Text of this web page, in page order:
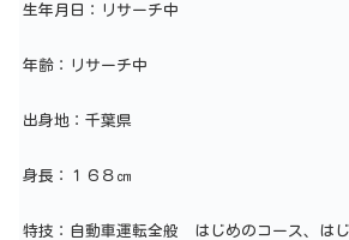
生年月日：リサーチ中
年齢：リサーチ中
出身地：千葉県
身長：１６８㎝
特技：自動車運転全般 はじめのコース、は